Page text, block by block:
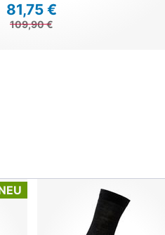
81,75 €
109,90 €